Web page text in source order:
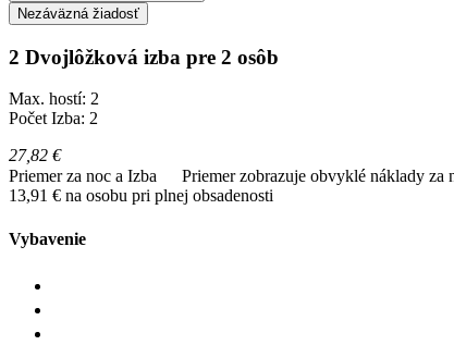
Nezáväzná žiadosť
2 Dvojlôžková izba pre 2 osôb
Max. hostí: 2
Počet Izba: 2
27,82 €
Priemer za noc a Izba
Priemer zobrazuje obvyklé náklady za
13,91 € na osobu pri plnej obsadenosti
Vybavenie